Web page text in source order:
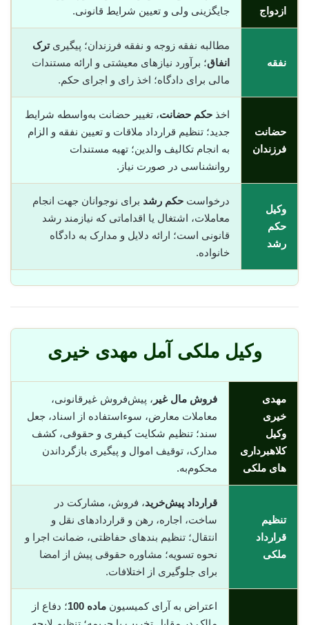
ازدواج
جایگزینی ولی و تعیین شرایط قانونی.
نفقه
مطالبه نفقه زوجه و نفقه فرزندان؛ پیگیریترک
انفاق؛ برآورد نیازهای معیشتی و ارائه مستندات
مالی برای دادگاه؛ اخذ رای و اجرای حکم.
حضانت
فرزندان
اخذ حکم حضانت، تغییر حضانت به‌واسطه شرایط
جدید؛ تنظیم قرارداد ملاقات و تعیین نفقه و الزام
به انجام تکالیف والدین؛ تهیه مستندات
روانشناسی در صورت نیاز.
وکیل
حکم
رشد
درخواست حکم رشد برای نوجوانان جهت انجام
معاملات، اشتغال یا اقداماتی که نیازمند رشد
قانونی است؛ ارائه دلایل و مدارک به دادگاه
خانواده.
وکیل ملکی آمل مهدی خیری
مهدی
خیری
وکیل
کلاهبرداری
های ملکی
فروش مال غیر ، پیش‌فروش غیرقانونی،
معاملات معارض، سوء‌استفاده از اسناد، جعل
سند؛ تنظیم شکایت کیفری و حقوقی، کشف
مدارک، توقیف اموال و پیگیری بازگرداندن
محکوم‌به.
تنظیم
قرارداد
ملکی
قرارداد پیش‌خرید، فروش، مشارکت در
ساخت، اجاره، رهن و قراردادهای نقل و
انتقال؛ تنظیم بندهای حفاظتی، ضمانت اجرا و
نحوه تسویه؛ مشاوره حقوقی پیش از امضا
برای جلوگیری از اختلافات.
اعتراض به آرای کمیسیون ماده 100
؛ دفاع از